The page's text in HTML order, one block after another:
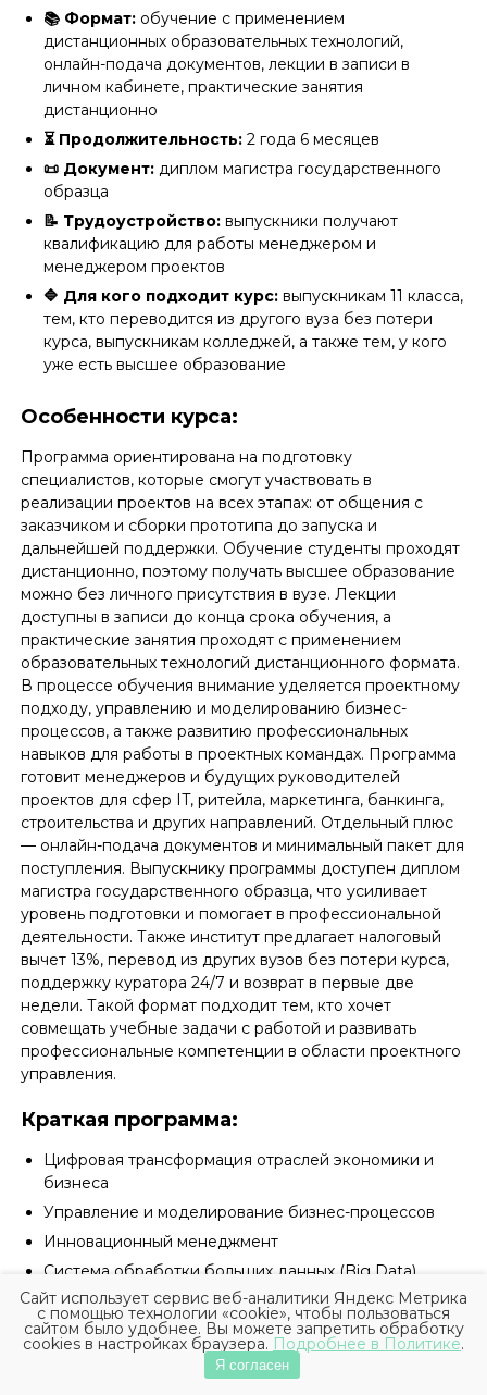
📚 Формат: обучение с применением
дистанционных образовательных технологий,
онлайн-подача документов, лекции в записи в
личном кабинете, практические занятия
дистанционно
⏳ Продолжительность: 2 года 6 месяцев
📜 Документ: диплом магистра государственного
образца
📝 Трудоустройство: выпускники получают
квалификацию для работы менеджером и
менеджером проектов
🔷 Для кого подходит курс: выпускникам 11 класса,
тем, кто переводится из другого вуза без потери
курса, выпускникам колледжей, а также тем, у кого
уже есть высшее образование
Особенности курса:
Программа ориентирована на подготовку
специалистов, которые смогут участвовать в
реализации проектов на всех этапах: от общения с
заказчиком и сборки прототипа до запуска и
дальнейшей поддержки. Обучение студенты проходят
дистанционно, поэтому получать высшее образование
можно без личного присутствия в вузе. Лекции
доступны в записи до конца срока обучения, а
практические занятия проходят с применением
образовательных технологий дистанционного формата.
В процессе обучения внимание уделяется проектному
подходу, управлению и моделированию бизнес-
процессов, а также развитию профессиональных
навыков для работы в проектных командах. Программа
готовит менеджеров и будущих руководителей
проектов для сфер IT, ритейла, маркетинга, банкинга,
строительства и других направлений. Отдельный плюс
— онлайн-подача документов и минимальный пакет для
поступления. Выпускнику программы доступен диплом
магистра государственного образца, что усиливает
уровень подготовки и помогает в профессиональной
деятельности. Также институт предлагает налоговый
вычет 13%, перевод из других вузов без потери курса,
поддержку куратора 24/7 и возврат в первые две
недели. Такой формат подходит тем, кто хочет
совмещать учебные задачи с работой и развивать
профессиональные компетенции в области проектного
управления.
Краткая программа:
Цифровая трансформация отраслей экономики и
бизнеса
Управление и моделирование бизнес-процессов
Инновационный менеджмент
Система обработки больших данных (Big Data)
Интернет-маркетинг
Оценка стоимости бизнеса
Чему учатся студенты:
Сайт использует сервис веб-аналитики Яндекс Метрика
с помощью технологии «cookie», чтобы пользоваться
сайтом было удобнее. Вы можете запретить обработку
cookies в настройках браузера. Подробнее в Политике.
Я согласен